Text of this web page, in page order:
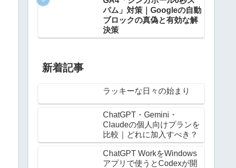
パム」対策｜Googleの自動
ブロックの真偽と有効な解
決策
新着記事
ラッキーな日々の始まり
ChatGPT・Gemini・
Claudeの個人向けプランを
比較｜どれに加入すべき？
ChatGPT WorkをWindows
アプリで使うとCodexが開